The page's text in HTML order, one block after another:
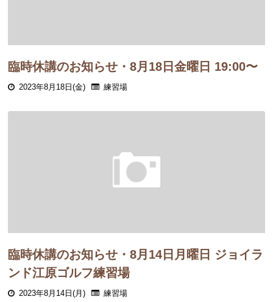
臨時休講のお知らせ・8月18日金曜日 19:00〜
2023年8月18日(金) 練習場
臨時休講のお知らせ・8月14日月曜日 ジョイラ
ンド江原ゴルフ練習場
2023年8月14日(月) 練習場